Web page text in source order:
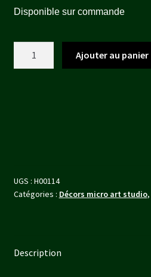
initial
était :
15,00 €.
actuel
est :
13,50 €.
Disponible sur commande
Ajouter au panier
UGS : H00114
Catégories : Décors micro art studio,
Description